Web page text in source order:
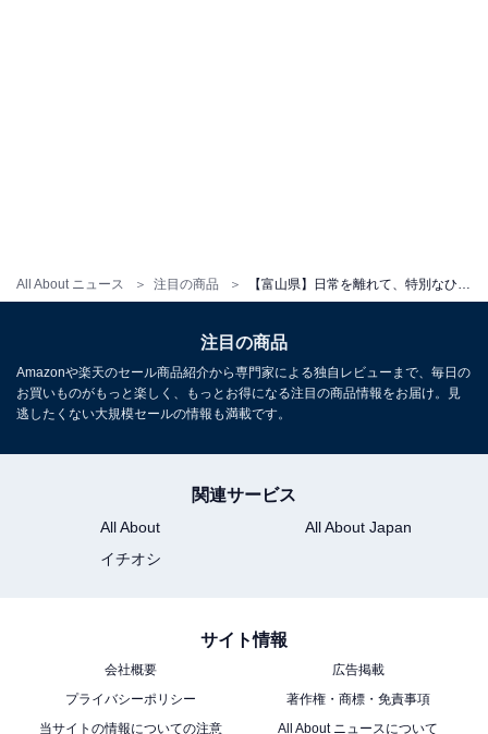
All About ニュース 注目の商品
交通手段：JR高山本線 笹津駅から徒歩約15分／JR富山
駅からお車で約40分／富山空港よりお車で約20分
大人1名（参考価格）：3万4100円
※料金は公式Webサイト参考価格
チェックイン・チェックアウト
チェックイン：14:00
チェックアウト：11:00
注目の商品
Amazonや楽天のセール商品紹介から専門家による独自レビューまで、毎日の
お買いものがもっと楽しく、もっとお得になる注目の商品情報をお届け。見
逃したくない大規模セールの情報も満載です。
関連サービス
All About
All About Japan
イチオシ
サイト情報
会社概要
広告掲載
プライバシーポリシー
著作権・商標・免責事項
当サイトの情報についての注意
All About ニュースについて